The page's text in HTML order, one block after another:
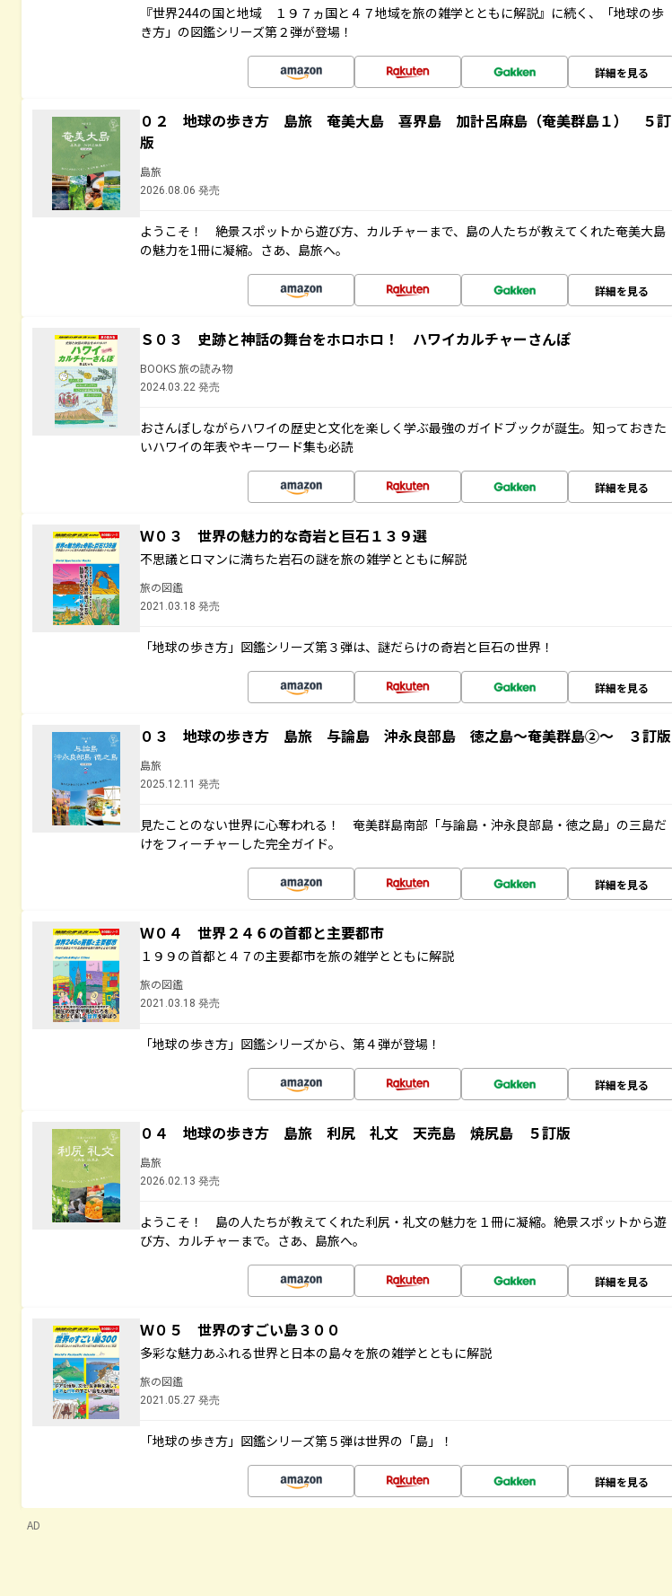
『世界244の国と地域 １９７ヵ国と４７地域を旅の雑学とともに解説』に続く、「地球の歩
き方」の図鑑シリーズ第２弾が登場！
詳細を見る
０２ 地球の歩き方 島旅 奄美大島 喜界島 加計呂麻島（奄美群島１） ５訂
版
島旅
2026.08.06 発売
ようこそ！ 絶景スポットから遊び方、カルチャーまで、島の人たちが教えてくれた奄美大島
の魅力を1冊に凝縮。さあ、島旅へ。
詳細を見る
Ｓ０３ 史跡と神話の舞台をホロホロ！ ハワイカルチャーさんぽ
BOOKS 旅の読み物
2024.03.22 発売
おさんぽしながらハワイの歴史と文化を楽しく学ぶ最強のガイドブックが誕生。知っておきた
いハワイの年表やキーワード集も必読
詳細を見る
Ｗ０３ 世界の魅力的な奇岩と巨石１３９選
不思議とロマンに満ちた岩石の謎を旅の雑学とともに解説
旅の図鑑
2021.03.18 発売
「地球の歩き方」図鑑シリーズ第３弾は、謎だらけの奇岩と巨石の世界！
詳細を見る
０３ 地球の歩き方 島旅 与論島 沖永良部島 徳之島～奄美群島②～ ３訂版
島旅
2025.12.11 発売
見たことのない世界に心奪われる！ 奄美群島南部「与論島・沖永良部島・徳之島」の三島だ
けをフィーチャーした完全ガイド。
詳細を見る
Ｗ０４ 世界２４６の首都と主要都市
１９９の首都と４７の主要都市を旅の雑学とともに解説
旅の図鑑
2021.03.18 発売
「地球の歩き方」図鑑シリーズから、第４弾が登場！
詳細を見る
０４ 地球の歩き方 島旅 利尻 礼文 天売島 焼尻島 ５訂版
島旅
2026.02.13 発売
ようこそ！ 島の人たちが教えてくれた利尻・礼文の魅力を１冊に凝縮。絶景スポットから遊
び方、カルチャーまで。さあ、島旅へ。
詳細を見る
Ｗ０５ 世界のすごい島３００
多彩な魅力あふれる世界と日本の島々を旅の雑学とともに解説
旅の図鑑
2021.05.27 発売
「地球の歩き方」図鑑シリーズ第５弾は世界の「島」！
詳細を見る
AD